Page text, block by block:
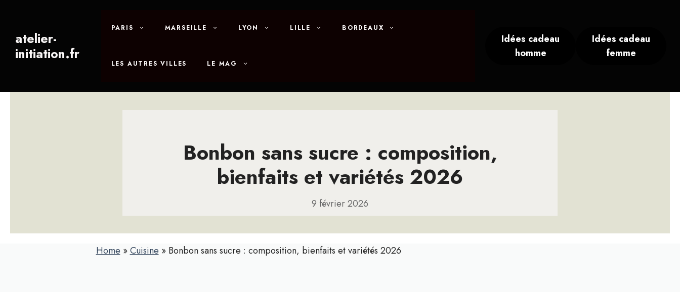
contenuatelier-
initiation.fr
PARIS MARSEILLE LYON LILLE BORDEAUX
LES AUTRES VILLES LE MAG
Idées cadeau
homme
Idées cadeau
femme
Bonbon sans sucre : composition,
bienfaits et variétés 2026
9 février 2026
Home »Cuisine » Bonbon sans sucre : composition, bienfaits et variétés 2026